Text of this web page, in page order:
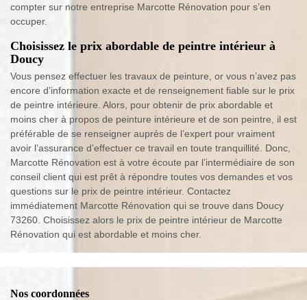
compter sur notre entreprise Marcotte Rénovation pour s’en
occuper.
Choisissez le prix abordable de peintre intérieur à
Doucy
Vous pensez effectuer les travaux de peinture, or vous n’avez pas
encore d’information exacte et de renseignement fiable sur le prix
de peintre intérieure. Alors, pour obtenir de prix abordable et
moins cher à propos de peinture intérieure et de son peintre, il est
préférable de se renseigner auprès de l’expert pour vraiment
avoir l’assurance d’effectuer ce travail en toute tranquillité. Donc,
Marcotte Rénovation est à votre écoute par l’intermédiaire de son
conseil client qui est prêt à répondre toutes vos demandes et vos
questions sur le prix de peintre intérieur. Contactez
immédiatement Marcotte Rénovation qui se trouve dans Doucy
73260. Choisissez alors le prix de peintre intérieur de Marcotte
Rénovation qui est abordable et moins cher.
Nos coordonnées